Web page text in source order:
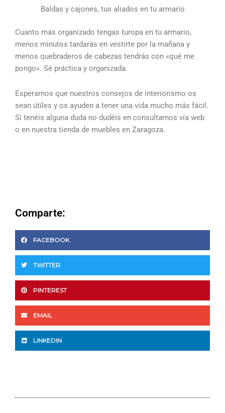
Baldas y cajones, tus aliados en tu armario
Cuanto más organizado tengas turopa en tu armario,
menos minutos tardarás en vestirte por la mañana y
menos quebraderos de cabezas tendrás con «qué me
pongo». Sé práctica y organizada.
Esperamos que nuestros consejos de interiorismo os
sean útiles y os ayuden a tener una vida mucho más fácil.
Si tenéis alguna duda no dudéis en consultarnos vía web
o en nuestra tienda de muebles en Zaragoza.
Comparte:
FACEBOOK
TWITTER
PINTEREST
EMAIL
LINKEDIN